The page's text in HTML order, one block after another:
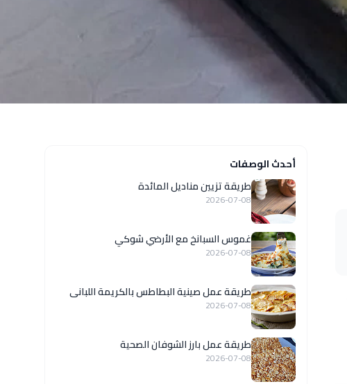
أحدث الوصفات
طريقة تزيين مناديل المائدة
2026-07-08
غموس السبانخ مع الأرضي شوكي
2026-07-08
طريقة عمل صينية البطاطس بالكريمة اللبانى
2026-07-08
طريقة عمل بارز الشوفان الصحية
2026-07-08